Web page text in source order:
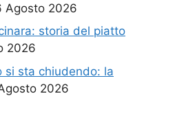
Agosto 2026
storia del piatto
2026
si sta chiudendo: la
2026